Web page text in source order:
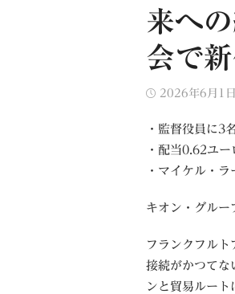
来へ
会で
Posted
2026年6月1日
・監督役員に3
・配当0.62ユー
・マイケル・
キオン・グルー
フランクフル
接続がかつてな
ンと貿易ルート